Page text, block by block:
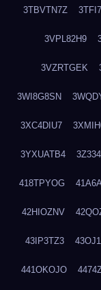
3TBVTN7Z
3VPL82H9
3VZRTGEK
3WI8G8SN
3XC4DIU7
3YXUATB4
418TPYOG
42HIOZNV
43IP3TZ3
441OKOJO